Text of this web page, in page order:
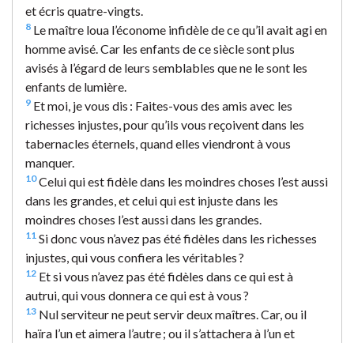
et écris quatre-vingts.
8 Le maître loua l’économe infidèle de ce qu’il avait agi en
homme avisé. Car les enfants de ce siècle sont plus
avisés à l’égard de leurs semblables que ne le sont les
enfants de lumière.
9 Et moi, je vous dis : Faites-vous des amis avec les
richesses injustes, pour qu’ils vous reçoivent dans les
tabernacles éternels, quand elles viendront à vous
manquer.
10Celui qui est fidèle dans les moindres choses l’est aussi
dans les grandes, et celui qui est injuste dans les
moindres choses l’est aussi dans les grandes.
11 Si donc vous n’avez pas été fidèles dans les richesses
injustes, qui vous confiera les véritables ?
12 Et si vous n’avez pas été fidèles dans ce qui est à
autrui, qui vous donnera ce qui est à vous ?
13 Nul serviteur ne peut servir deux maîtres. Car, ou il
haïra l’un et aimera l’autre ; ou il s’attachera à l’un et